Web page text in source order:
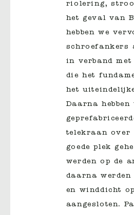
riolering,
het geval van
hebben we
schroefankers
in verband met
die het
het
Daarna hebben
telekraan over
goede plek
werden op de
daarna
en winddicht
aangesloten.